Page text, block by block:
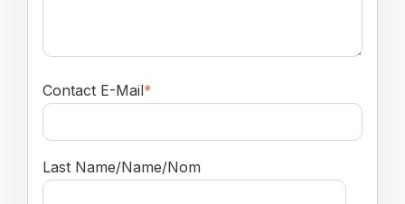
Contact E-Mail*
Last Name/Name/Nom